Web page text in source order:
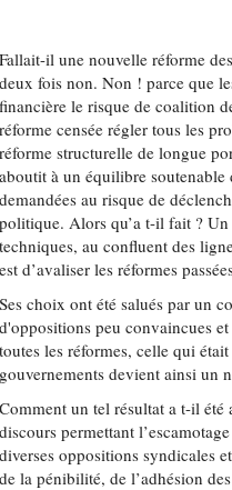
Fallait-il une nouvelle réforme
deux fois non. Non ! parce que
financière le risque de coalition
réforme censée régler tous les
réforme structurelle de longue
aboutit à un équilibre
demandées au risque de
politique. Alors qu’a t-il fait ?
techniques, au confluent des
est d’avaliser les réformes
Ses choix ont été salués par un
d'oppositions peu convaincues
toutes les réformes, celle qui
gouvernements devient ainsi un
Comment un tel résultat a t-il été
discours permettant
diverses oppositions syndicales
de la pénibilité, de l’adhésion